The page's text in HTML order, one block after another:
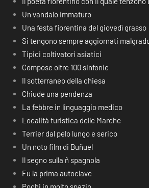
Un vandalo immaturo
Una festa fiorentina del giovedì grasso
Si tengono sempre aggiornati malgrado
Tipici coltivatori asiatici
Compose oltre 100 sinfonie
Il sotterraneo della chiesa
Chiude una pendenza
La febbre in linguaggio medico
Località turistica delle Marche
Terrier dal pelo lungo e serico
Un noto film di Buñuel
Il segno sulla ñ spagnola
Fu la prima autoclave